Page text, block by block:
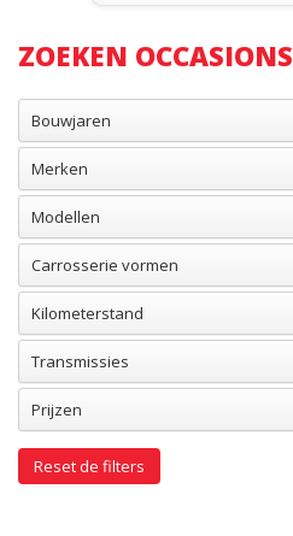
ZOEKEN OCCASIONS
Bouwjaren
Merken
Modellen
Carrosserie vormen
Kilometerstand
Transmissies
Prijzen
Reset de filters